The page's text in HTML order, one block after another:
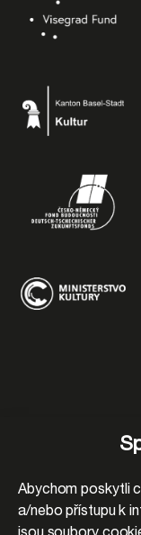
Abychom poskytli
a/nebo přístupu k